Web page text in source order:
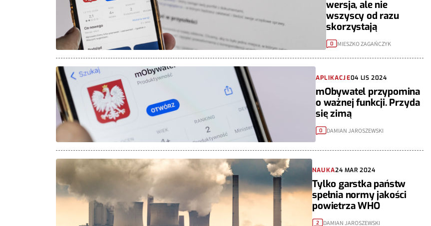
wersja, ale nie
wszyscy od razu
skorzystają
0 MIESZKO ZAGAŃCZYK
APLIKACJE04 LIS 2024
mObywatel przypomina
o ważnej funkcji. Przyda
się zimą
0 DAMIAN JAROSZEWSKI
NAUKA24 MAR 2024
Tylko garstka państw
spełnia normy jakości
powietrza WHO
2 DAMIAN JAROSZEWSKI